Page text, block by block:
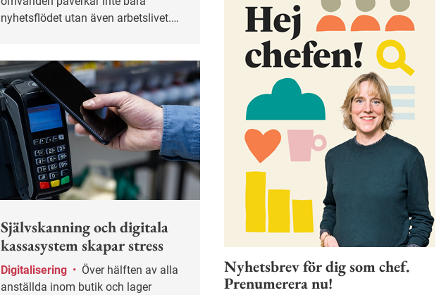
nyhetsflödet utan även arbetslivet.
Självskanning och digitala
kassasystem skapar stress
Digitalisering •
anställda inom butik och lager
Nyhetsbrev för dig som chef.
Prenumerera nu!